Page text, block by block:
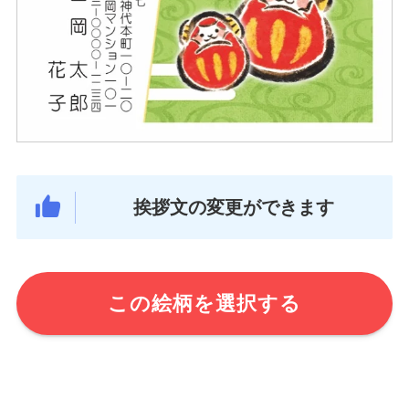
挨拶文の変更ができます
この絵柄を選択する